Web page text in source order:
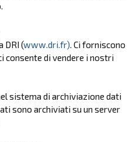
DRI (www.dri.fr). Ci forniscono
consente di vendere i nostri
sistema di archiviazione dati
sono archiviati su un server